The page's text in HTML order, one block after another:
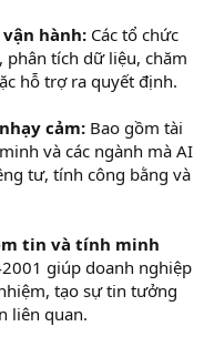
hành: Các tổ chức
tích dữ liệu, chăm
hỗ trợ ra quyết định.
cảm: Bao gồm tài
và các ngành mà AI
tư, tính công bằng và
tin và tính minh
giúp doanh nghiệp
tạo sự tin tưởng
liên quan.